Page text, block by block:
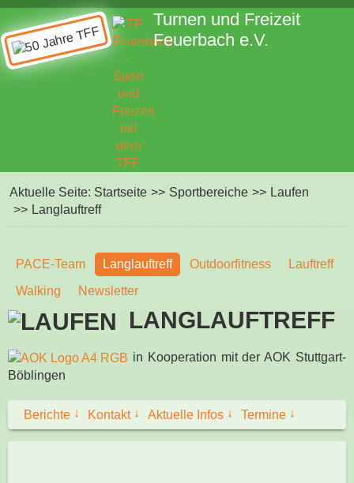
Turnen und Freizeit
Feuerbach e.V.
Aktuelle Seite: Startseite >> Sportbereiche >> Laufen
>> Langlauftreff
PACE-Team Langlauftreff Outdoorfitness
Lauftreff
Walking
Newsletter
LANGLAUFTREFF
in Kooperation mit der AOK Stuttgart-
Böblingen
Berichte ↓ Kontakt↓ Aktuelle Infos ↓ Termine ↓